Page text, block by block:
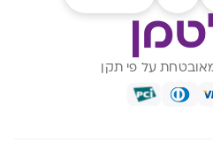
על פי תקן